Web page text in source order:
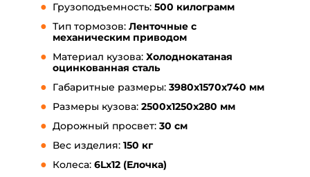
Грузоподъемность: 500 килограмм
Тип тормозов: Ленточные с
механическим приводом
Материал кузова: Холоднокатаная
оцинкованная сталь
Габаритные размеры: 3980x1570x740 мм
Размеры кузова: 2500x1250x280 мм
Дорожный просвет: 30 см
Вес изделия: 150 кг
Колеса: 6Lх12 (Елочка)